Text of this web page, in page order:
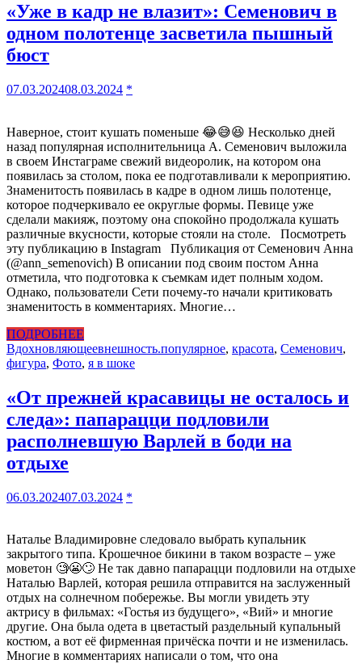
«Уже в кадр не влазит»: Семенович в
одном полотенце засветила пышный
бюст
07.03.202408.03.2024 *
Наверное, стоит кушать поменьше 😂😅😆 Несколько дней
назад популярная исполнительница А. Семенович выложила
в своем Инстаграме свежий видеоролик, на котором она
появилась за столом, пока ее подготавливали к мероприятию.
Знаменитость появилась в кадре в одном лишь полотенце,
которое подчеркивало ее округлые формы. Певице уже
сделали макияж, поэтому она спокойно продолжала кушать
различные вкусности, которые стояли на столе. Посмотреть
эту публикацию в Instagram Публикация от Семенович Анна
(@ann_semenovich) В описании под своим постом Анна
отметила, что подготовка к съемкам идет полным ходом.
Однако, пользователи Сети почему-то начали критиковать
знаменитость в комментариях. Многие…
ПОДРОБНЕЕ
Вдохновляющеевнешность.популярное, красота, Семенович,
фигура, Фото, я в шоке
«От прежней красавицы не осталось и
следа»: папарацци подловили
располневшую Варлей в боди на
отдыхе
06.03.202407.03.2024 *
Наталье Владимировне следовало выбрать купальник
закрытого типа. Крошечное бикини в таком возрасте – уже
моветон 🧐😬🙄 Не так давно папарацци подловили на отдыхе
Наталью Варлей, которая решила отправится на заслуженный
отдых на солнечном побережье. Вы могли увидеть эту
актрису в фильмах: «Гостья из будущего», «Вий» и многие
другие. Она была одета в цветастый раздельный купальный
костюм, а вот её фирменная причёска почти и не изменилась.
Многие в комментариях написали о том, что она